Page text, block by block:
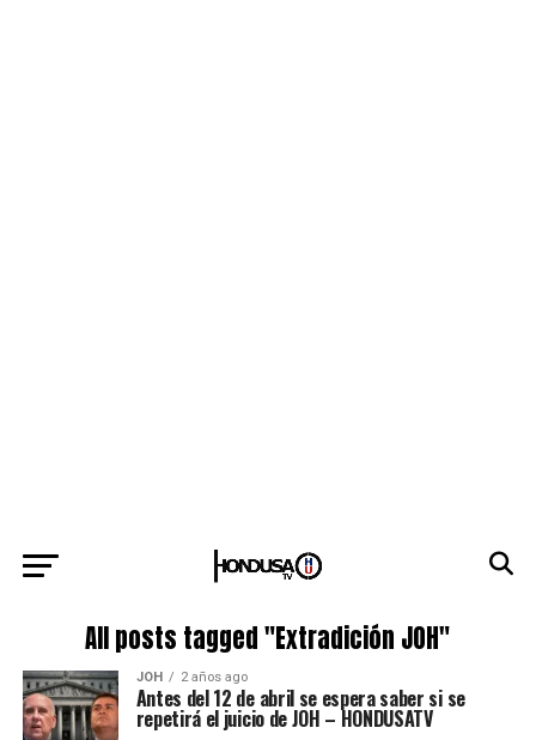
All posts tagged "Extradición JOH"
JOH 2 años ago
Antes del 12 de abril se espera saber si se
repetirá el juicio de JOH – HONDUSATV